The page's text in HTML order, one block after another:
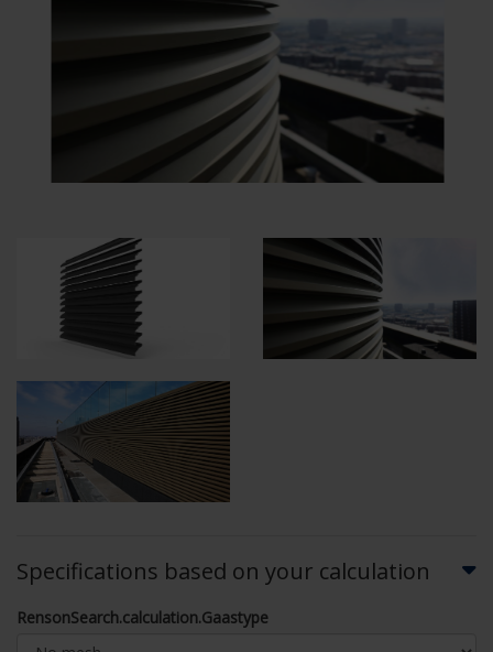
Specifications based on your calculation
RensonSearch.calculation.Gaastype